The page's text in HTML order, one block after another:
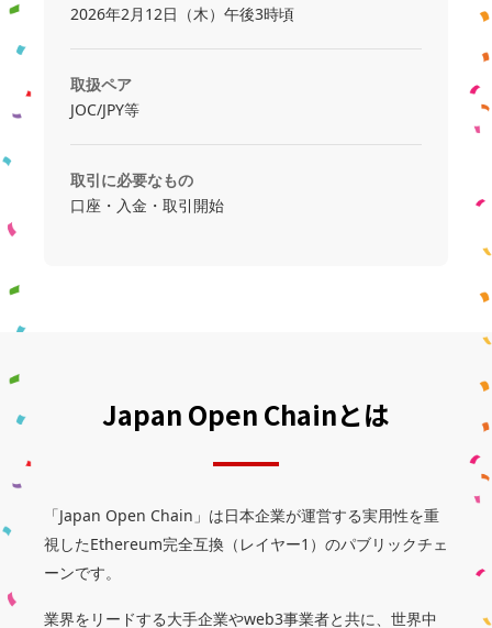
2026年2月12日（木）午後3時頃
取扱ペア
JOC/JPY等
取引に必要なもの
口座・入金・取引開始
Japan Open Chainとは
「Japan Open Chain」は日本企業が運営する実用性を重
視したEthereum完全互換（レイヤー1）のパブリックチェ
ーンです。
業界をリードする大手企業やweb3事業者と共に、世界中